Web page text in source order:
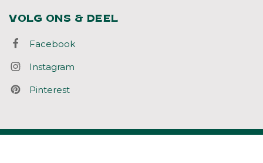
VOLG ONS & DEEL
Facebook
Instagram
Pinterest